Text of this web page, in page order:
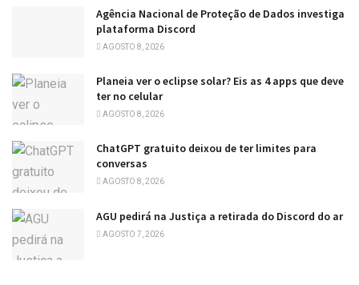
Agência Nacional de Proteção de Dados investiga
plataforma Discord
AGOSTO 8, 2026
Planeia ver o eclipse solar? Eis as 4 apps que deve
ter no celular
AGOSTO 8, 2026
ChatGPT gratuito deixou de ter limites para
conversas
AGOSTO 8, 2026
AGU pedirá na Justiça a retirada do Discord do ar
AGOSTO 7, 2026